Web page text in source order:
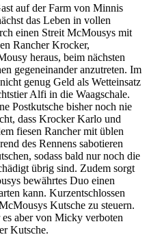
auf der Farm von Minnis
das Leben in vollen
einen Streit McMousys mit
Rancher Krocker,
heraus, beim nächsten
gegeneinander anzutreten. Im
genug Geld als Wetteinsatz
Alfi in die Waagschale.
Postkutsche bisher noch nie
dass Krocker Karlo und
fiesen Rancher mit üblen
des Rennens sabotieren
sodass bald nur noch die
übrig sind. Zudem sorgt
bewährtes Duo einen
kann. Kurzentschlossen
Kutsche zu steuern.
aber von Micky verboten
Kutsche.